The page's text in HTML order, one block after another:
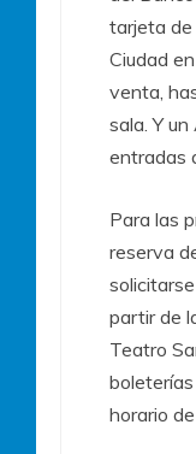
tarjeta
Ciudad
venta,
sala. Y
entradas
Para las
reserva
partir de
Teatro
horario